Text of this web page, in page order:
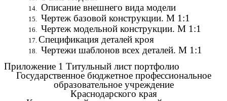
Описание внешнего вида модели
Чертеж базовой конструкции. М 1:1
Чертеж модельной конструкции. М 1:1
Спецификация деталей кроя
Чертежи шаблонов всех деталей. М 1:1
Приложение 1 Титульный лист портфолио
Государственное бюджетное профессиональное
образовательное учреждение
Краснодарского края